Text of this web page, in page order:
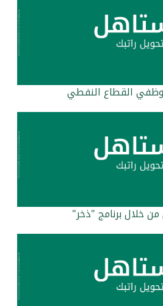
الآلي
القطاع النفطي
خلال برنامج "ذخر"